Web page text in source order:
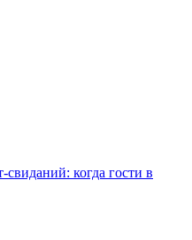
когда гости в